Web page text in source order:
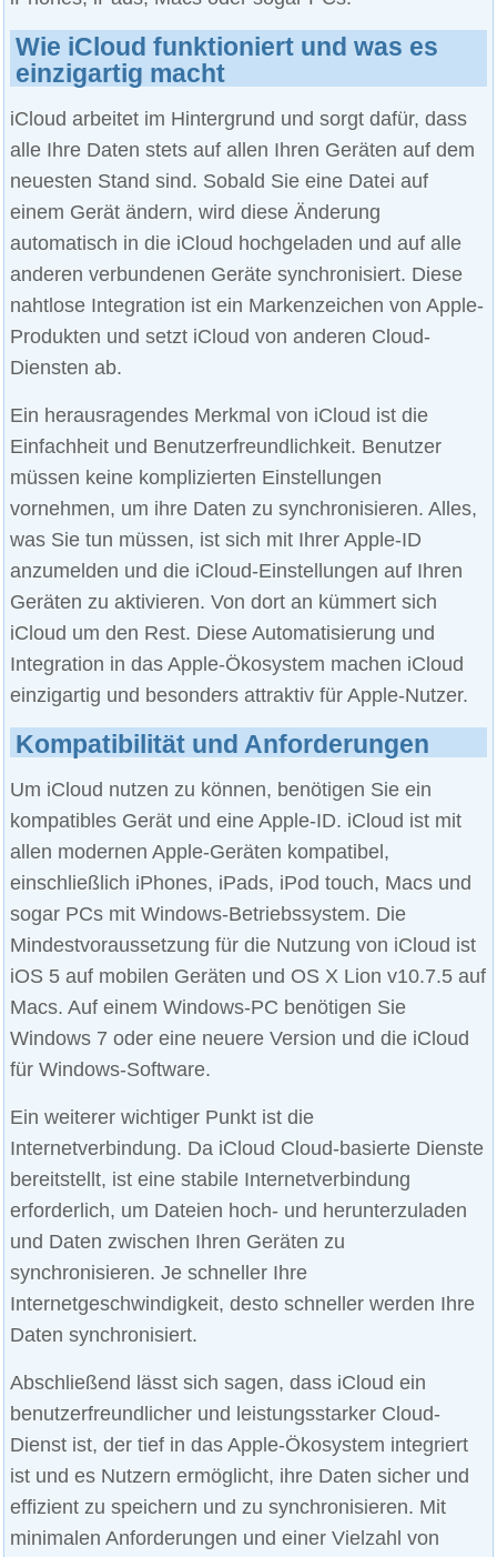
Wie iCloud funktioniert und was es
einzigartig macht
iCloud arbeitet im Hintergrund und sorgt dafür, dass
alle Ihre Daten stets auf allen Ihren Geräten auf dem
neuesten Stand sind. Sobald Sie eine Datei auf
einem Gerät ändern, wird diese Änderung
automatisch in die iCloud hochgeladen und auf alle
anderen verbundenen Geräte synchronisiert. Diese
nahtlose Integration ist ein Markenzeichen von Apple-
Produkten und setzt iCloud von anderen Cloud-
Diensten ab.
Ein herausragendes Merkmal von iCloud ist die
Einfachheit und Benutzerfreundlichkeit. Benutzer
müssen keine komplizierten Einstellungen
vornehmen, um ihre Daten zu synchronisieren. Alles,
was Sie tun müssen, ist sich mit Ihrer Apple-ID
anzumelden und die iCloud-Einstellungen auf Ihren
Geräten zu aktivieren. Von dort an kümmert sich
iCloud um den Rest. Diese Automatisierung und
Integration in das Apple-Ökosystem machen iCloud
einzigartig und besonders attraktiv für Apple-Nutzer.
Kompatibilität und Anforderungen
Um iCloud nutzen zu können, benötigen Sie ein
kompatibles Gerät und eine Apple-ID. iCloud ist mit
allen modernen Apple-Geräten kompatibel,
einschließlich iPhones, iPads, iPod touch, Macs und
sogar PCs mit Windows-Betriebssystem. Die
Mindestvoraussetzung für die Nutzung von iCloud ist
iOS 5 auf mobilen Geräten und OS X Lion v10.7.5 auf
Macs. Auf einem Windows-PC benötigen Sie
Windows 7 oder eine neuere Version und die iCloud
für Windows-Software.
Ein weiterer wichtiger Punkt ist die
Internetverbindung. Da iCloud Cloud-basierte Dienste
bereitstellt, ist eine stabile Internetverbindung
erforderlich, um Dateien hoch- und herunterzuladen
und Daten zwischen Ihren Geräten zu
synchronisieren. Je schneller Ihre
Internetgeschwindigkeit, desto schneller werden Ihre
Daten synchronisiert.
Abschließend lässt sich sagen, dass iCloud ein
benutzerfreundlicher und leistungsstarker Cloud-
Dienst ist, der tief in das Apple-Ökosystem integriert
ist und es Nutzern ermöglicht, ihre Daten sicher und
effizient zu speichern und zu synchronisieren. Mit
minimalen Anforderungen und einer Vielzahl von